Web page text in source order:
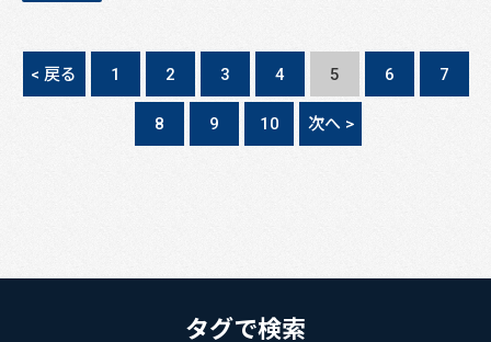
< 戻る 1 2 3 4 5 6 7
8 9 10 次へ >
タグで検索